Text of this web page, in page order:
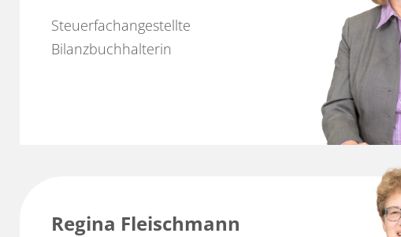
Steuerfachangestellte
Bilanzbuchhalterin
Regina Fleischmann